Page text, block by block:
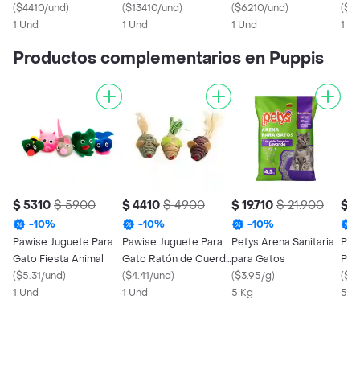
Mouse Face
($4410/und)
1 Und
($13410/und)
1 Und
Sneaky Cat
($6210/und)
1 Und
(
1
Productos complementarios en Puppis
$ 5310 $ 5900
-10%
Pawise Juguete Para
Gato Fiesta Animal
($5.31/und)
1 Und
$ 4410 $ 4900
-10%
Pawise Juguete Para
Gato Ratón de Cuerda
de Papel
($4.41/und)
1 Und
$ 19.710 $ 21.900
-10%
Petys Arena Sanitaria
para Gatos
($3.95/g)
5 Kg
$
(